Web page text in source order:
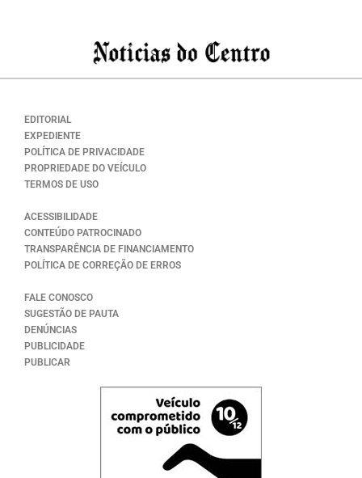
EDITORIAL
EXPEDIENTE
POLÍTICA DE PRIVACIDADE
PROPRIEDADE DO VEÍCULO
TERMOS DE USO
ACESSIBILIDADE
CONTEÚDO PATROCINADO
TRANSPARÊNCIA DE FINANCIAMENTO
POLÍTICA DE CORREÇÃO DE ERROS
FALE CONOSCO
SUGESTÃO DE PAUTA
DENÚNCIAS
PUBLICIDADE
PUBLICAR